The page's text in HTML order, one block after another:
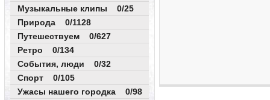
Музыкальные клипы 0/25
Природа 0/1128
Путешествуем 0/627
Ретро 0/134
События, люди 0/32
Спорт 0/105
Ужасы нашего городка 0/98